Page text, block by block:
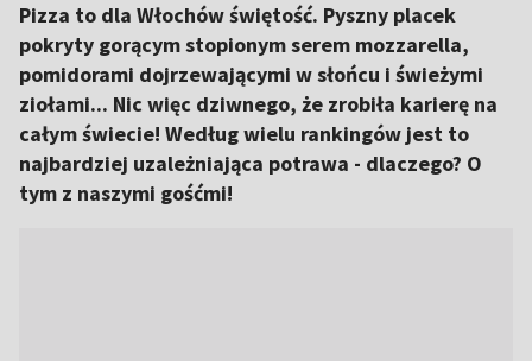
Pizza to dla Włochów świętość. Pyszny placek
pokryty gorącym stopionym serem mozzarella,
pomidorami dojrzewającymi w słońcu i świeżymi
ziołami... Nic więc dziwnego, że zrobiła karierę na
całym świecie! Według wielu rankingów jest to
najbardziej uzależniająca potrawa - dlaczego? O
tym z naszymi gośćmi!